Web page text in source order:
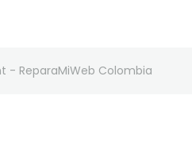
- ReparaMiWeb Colombia